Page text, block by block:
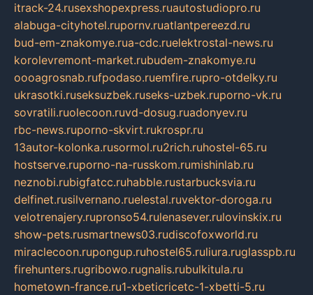
itrack-24.rusexshopexpress.ruautostudiopro.ru
alabuga-cityhotel.rupornv.ruatlantpereezd.ru
bud-em-znakomye.rua-cdc.ruelektrostal-news.ru
korolevremont-market.rubudem-znakomye.ru
oooagrosnab.rufpodaso.ruemfire.rupro-otdelky.ru
ukrasotki.ruseksuzbek.ruseks-uzbek.ruporno-vk.ru
sovratili.ruolecoon.ruvd-dosug.ruadonyev.ru
rbc-news.ruporno-skvirt.rukrospr.ru
13autor-kolonka.rusormol.ru2rich.ruhostel-65.ru
hostserve.ruporno-na-russkom.rumishinlab.ru
neznobi.rubigfatcc.ruhabble.rustarbucksvia.ru
delfinet.rusilvernano.ruelestal.ruvektor-doroga.ru
velotrenajery.rupronso54.rulenasever.rulovinskix.ru
show-pets.rusmartnews03.rudiscofoxworld.ru
miraclecoon.rupongup.ruhostel65.ruliura.ruglasspb.ru
firehunters.rugribowo.rugnalis.rubulkitula.ru
hometown-france.ru1-xbeticricetc-1-xbetti-5.ru